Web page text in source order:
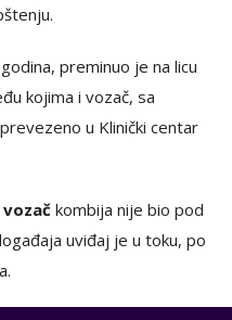
preminuo je na licu
kojima i vozač, sa
u Klinički centar
vozač kombija nije bio pod
uviđaj je u toku, po